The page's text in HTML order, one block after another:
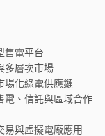
售電平台
多層次市場
場化綠電供應鏈
電、信託與區域合作
易與虛擬電廠應用